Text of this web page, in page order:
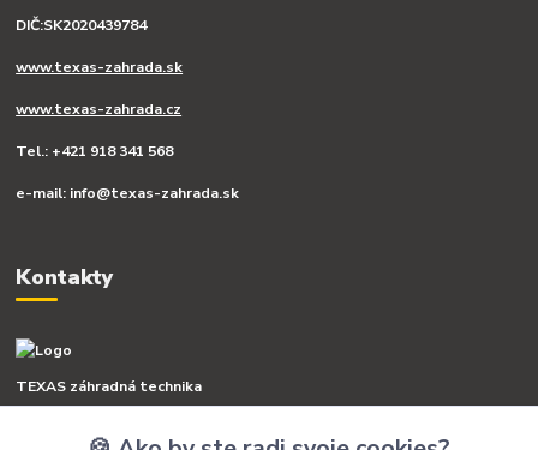
DIČ:SK2020439784
www.texas-zahrada.sk
www.texas-zahrada.cz
Tel.: +421 918 341 568
e-mail: info@texas-zahrada.sk
Kontakty
TEXAS záhradná technika
+421 918 341 568